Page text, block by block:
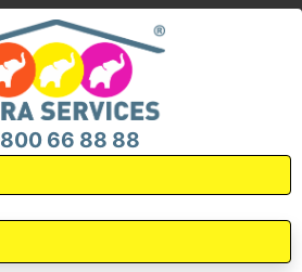
800 66 88 88